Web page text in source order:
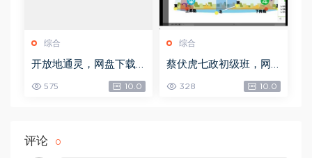
综合
开放地通灵，网盘下载
575 10.0
综合
蔡伏虎七政初级班，网
328 10.0
评论 0